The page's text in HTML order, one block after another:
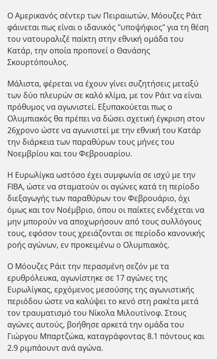
Ο Αμερικανός σέντερ των Πειραιωτών, Μόουζες Ράιτ
φάινεται πως είναι ο ιδανικός "υποψήφιος" για τη θέση
του νατουραλιζέ παίκτη στην εθνική ομάδα του
Κατάρ, την οποία προπονεί ο Θανάσης
Σκουρτόπουλος.
Μάλιστα, φέρεται να έχουν γίνει συζητήσεις μεταξύ
των δύο πλευρών σε καλό κλίμα, με τον Ράιτ να είναι
πρόθυμος να αγωνιστεί. Εξυπακούεται πως ο
Ολυμπιακός θα πρέπει να δώσει σχετική έγκριση στον
26χρονο ώστε να αγωνιστεί με την εθνική του Κατάρ
την διάρκεια των παραθύρων τους μήνες του
Νοεμβρίου και του Φεβρουαρίου.
Η Ευρωλίγκα ωστόσο έχει συμφωνία σε ισχύ με την
FIBA, ώστε να σταματούν οι αγώνες κατά τη περίοδο
διεξαγωγής των παραθύρων τον Φεβρουάριο, όχι
όμως και τον Νοέμβριο, όπου οι παίκτες ενδέχεται να
μην μπορούν να αποχωρήσουν από τους συλλόγους
τους, εφόσον τους χρειάζονται σε περίοδο κανονικής
ροής αγώνων, εν προκειμένω ο Ολυμπιακός.
Ο Μόουζες Ράιτ την περασμένη σεζόν με τα
ερυθρόλευκα, αγωνίστηκε σε 17 αγώνες της
Ευρωλίγκας, ερχόμενος μεσούσης της αγωνιστικής
περιόδου ώστε να καλύψει το κενό στη ρακέτα μετά
τον τραυματισμό του Νίκολα Μιλουτίνοφ. Στους
αγώνες αυτούς, βοήθησε αρκετά την ομάδα του
Γιώργου Μπαρτζώκα, καταγράφοντας 8.1 πόντους και
2.9 ριμπάουντ ανά αγώνα.